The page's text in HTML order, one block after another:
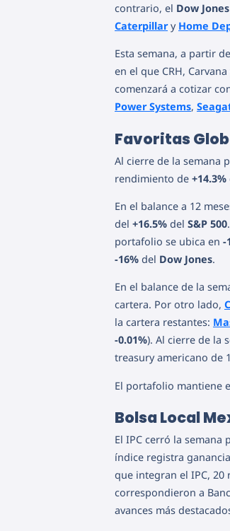
contrario, el Dow Jones
Caterpillary Home
Esta semana, a partir
en el que CRH,
comenzará a cotizar
Power Systems,
Favoritas
Al cierre de la semana
rendimiento de +14.3%
En el balance a 12
del +16.5% del S&P 500
portafolio se ubica en -
-16% del Dow Jones.
En el balance de la
cartera. Por otro lado,
la cartera restantes:
-0.01%). Al cierre de la
treasury americano de
El portafolio mantiene
Bolsa Local
El IPC cerró la semana
índice registra
que integran el IPC,
correspondieron a
avances más